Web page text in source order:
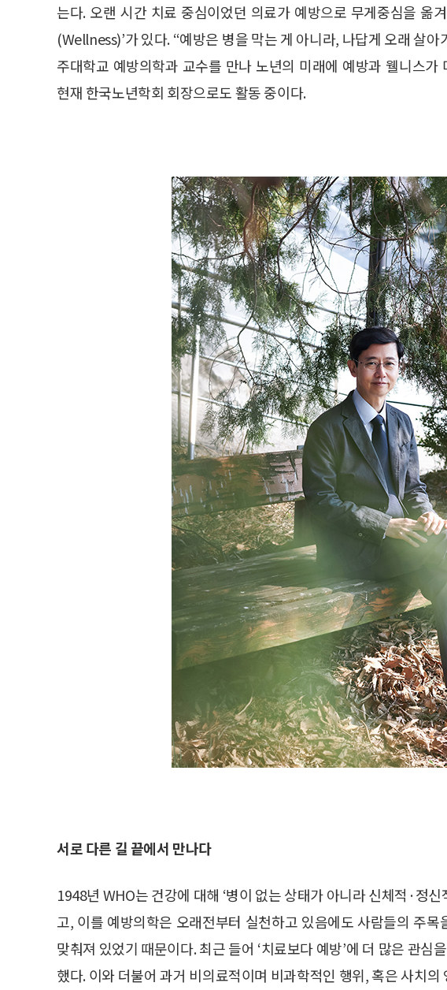
는다. 오랜 시간 치료 중심이었던 의료가 예방으로 무게중심을 옮
(Wellness)’가 있다. “예방은 병을 막는 게 아니라, 나답게 오래 살
주대학교 예방의학과 교수를 만나 노년의 미래에 예방과 웰니스가
현재 한국노년학회 회장으로도 활동 중이다.
서로 다른 길 끝에서 만나다
1948년 WHO는 건강에 대해 ‘병이 없는 상태가 아니라 신체적·정
고, 이를 예방의학은 오래전부터 실천하고 있음에도 사람들의 주
맞춰져 있었기 때문이다. 최근 들어 ‘치료보다 예방’에 더 많은 관심
했다. 이와 더불어 과거 비의료적이며 비과학적인 행위, 혹은 사치